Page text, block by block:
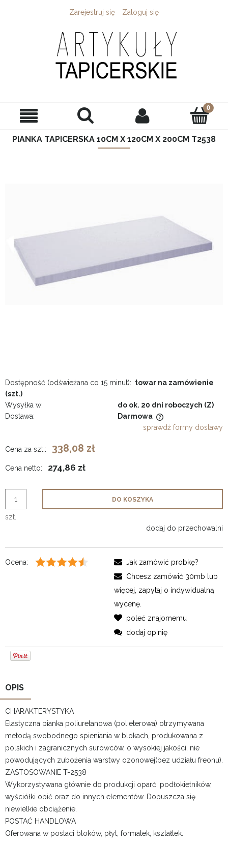
Zarejestruj się Zaloguj się
PIANKA TAPICERSKA 10CM X 120CM X 200CM T2538
Dostępność (odświeżana co 15 minut): towar na zamówienie
(szt.)
Wysyłka w:
do ok. 20 dni roboczych (Z)
Dostawa:
Darmowa
Cena nie zawiera ewentualnych kosztów płatności
sprawdź formy dostawy
Cena za szt.: 338,08 zł
Cena netto: 274,86 zł
szt.
DO KOSZYKA
dodaj do przechowalni
Ocena:
Jak zamówić probkę?
Chcesz zamówić 30mb lub
więcej, zapytaj o indywidualną
wycenę.
poleć znajomemu
dodaj opinię
OPIS
CHARAKTERYSTYKA
Elastyczna pianka poliuretanowa (polieterowa) otrzymywana
metodą swobodnego spieniania w blokach, produkowana z
polskich i zagranicznych surowców, o wysokiej jakości, nie
powodujących zubożenia warstwy ozonowej(bez udziału freonu).
ZASTOSOWANIE T-2538
Wykorzystywana głównie do produkcji oparć, podłokietników,
wyściółki obić oraz do innych elementów. Dopuszcza się
niewielkie obciążenie.
POSTAĆ HANDLOWA
Oferowana w postaci bloków, płyt, formatek, kształtek.